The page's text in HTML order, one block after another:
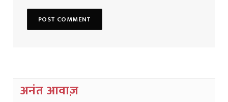
अनंत आवाज़